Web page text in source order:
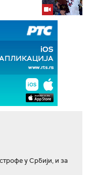
у Србији, и за